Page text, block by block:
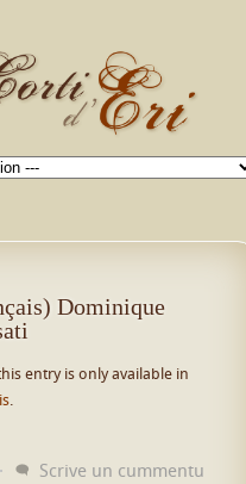
Dominique
entry is only available in
Scrive un cummentu